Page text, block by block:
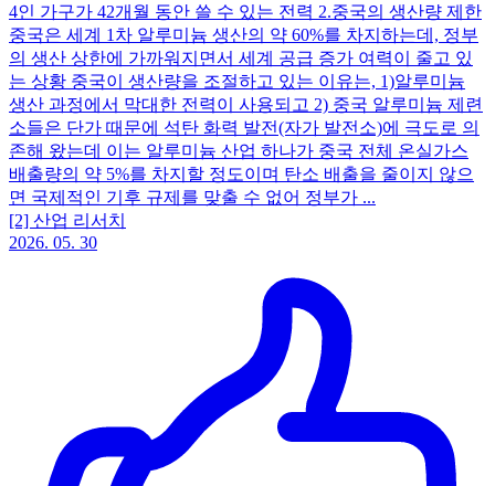
4인 가구가 42개월 동안 쓸 수 있는 전력 2.중국의 생산량 제한
중국은 세계 1차 알루미늄 생산의 약 60%를 차지하는데, 정부
의 생산 상한에 가까워지면서 세계 공급 증가 여력이 줄고 있
는 상황 중국이 생산량을 조절하고 있는 이유는, 1)알루미늄
생산 과정에서 막대한 전력이 사용되고 2) 중국 알루미늄 제련
소들은 단가 때문에 석탄 화력 발전(자가 발전소)에 극도로 의
존해 왔는데 이는 알루미늄 산업 하나가 중국 전체 온실가스
배출량의 약 5%를 차지할 정도이며 탄소 배출을 줄이지 않으
면 국제적인 기후 규제를 맞출 수 없어 정부가 ...
[2] 산업 리서치
2026. 05. 30